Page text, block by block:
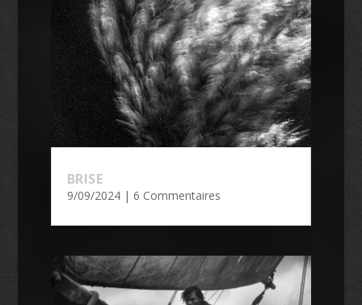
BRISE
9/09/2024| 6 Commentaires